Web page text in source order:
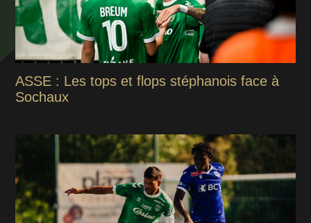
ASSE : Les tops et flops stéphanois face à
Sochaux